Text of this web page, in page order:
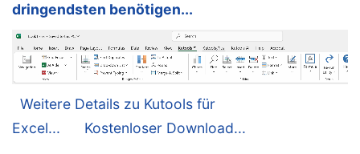
dringendsten benötigen...
Weitere Details zu Kutools für
Excel...
Kostenloser Download...